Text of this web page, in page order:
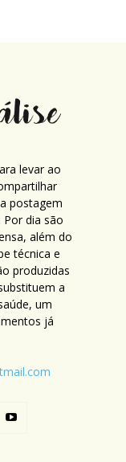
levar ao
postagem
Por dia são
além do
técnica e
produzidas
a
um
já